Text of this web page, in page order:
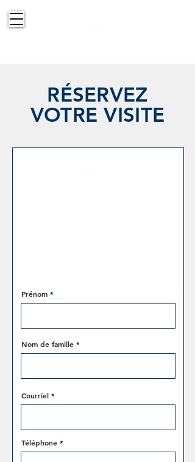
RÉSERVEZ
VOTRE VISITE
Prénom
Nom de famille
Courriel
Téléphone